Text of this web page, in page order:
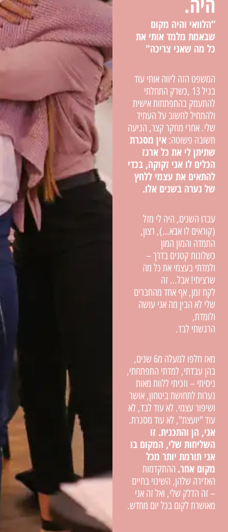
”הלוואי והיה מקום
שבאמת מלמד אותי את
כל מה שאני צריכה"
המשפט הזה ליווה אותי עוד
בגיל 13 ,כשרק התחלתי
להתעמק בהתפתחות אישית
ולהתחיל לחשוב על העתיד
שלי. אחרי מחקר קצר, הגיעה
תשובה פשוטה: אין מסגרת
שתיתן לי את כל ארגז
הכלים לו אני זקוקה, בכדי
להתאים את עצמי ללחץ
של נערה בשנים אלו.
עברו השנים, היה לי מזל
(קוראים לו אבא…), רצון,
התמדה והמון המון
כשלונות קטנים בדרך –
ולמדתי בעצמי את כל מה
שרציתי! אבל… זה
לקח זמן, אף אחד מהחברים
שלי לא הבין מה אני עושה
ולומדת,
הרגשתי לבד.
מאז חלפו למעלה מ6 שנים,
בהן עבדתי, למדתי התפתחתי,
ניסיתי – וזכיתי ללוות מאות
נערות לתחושת ביטחון, אושר
ושיפור עצמי. לא עוד לבד, לא
עוד "יועצת", לא עוד מסגרת.
אני, הן והתכנית. זו
השליחות שלי, המקום בו
אני תורמת יותר מכל
מקום אחר. ההתקדמות
האדירה שלהן, השינוי בחיים
– זה הדלק שלי, ואל זה אני
מאושרת לקום בכל יום מחדש.